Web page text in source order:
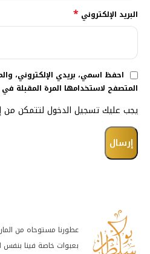
البريد الإلكتروني *
احفظ اسمي، بريدي الإلكتروني،
المتصفح لاستخدامها المرة المقبلة
يجب عليك تسجيل الدخول لتتمكن من
عطورنا مستوحاه من
بعبوات خاصة فينا بنفس